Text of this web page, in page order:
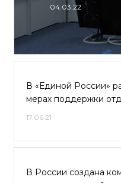
04.03.22
В «Единой России»
мерах поддержки
17.06.21
В России создана